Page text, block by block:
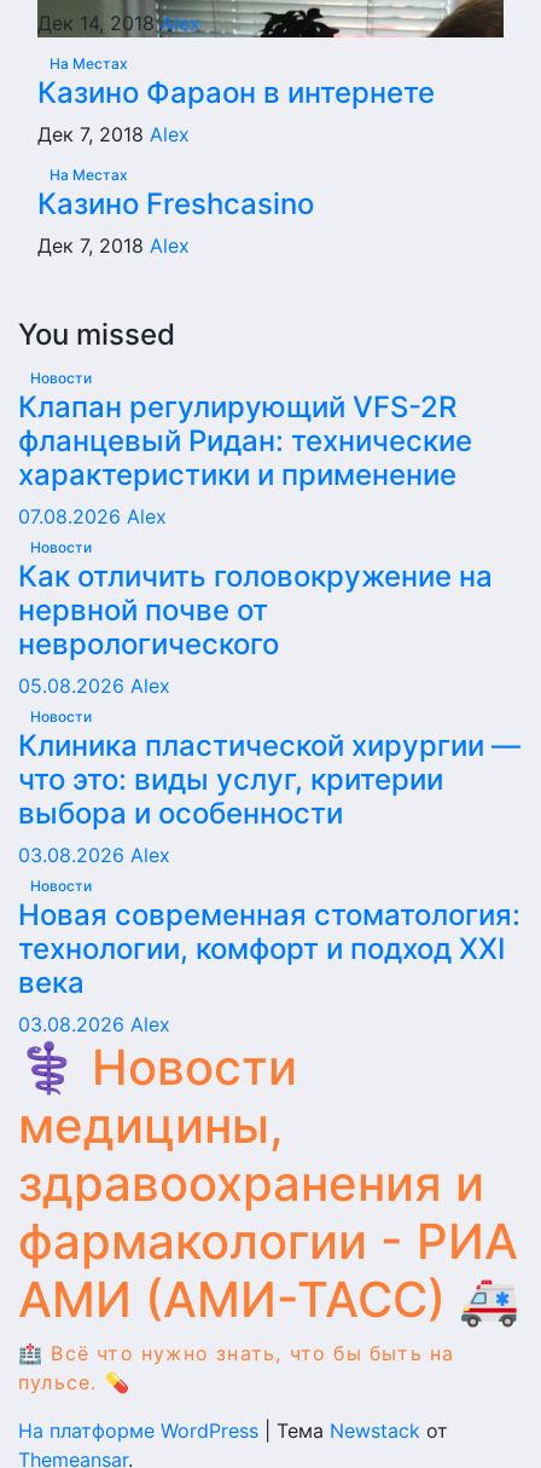
Дек 14, 2018Alex
На Местах
Казино Фараон в интернете
Дек 7, 2018 Alex
На Местах
Казино Freshcasino
Дек 7, 2018 Alex
You missed
Новости
Клапан регулирующий VFS-2R
фланцевый Ридан: технические
характеристики и применение
07.08.2026 Alex
Новости
Как отличить головокружение на
нервной почве от
неврологического
05.08.2026 Alex
Новости
Клиника пластической хирургии —
что это: виды услуг, критерии
выбора и особенности
03.08.2026 Alex
Новости
Новая современная стоматология:
технологии, комфорт и подход XXI
века
03.08.2026 Alex
⚕️ Новости
медицины,
здравоохранения и
фармакологии - РИА
АМИ (АМИ-ТАСС) 🚑
🏥 Всё что нужно знать, что бы быть на
пульсе. 💊
На платформе WordPress
Тема Newstack от
Themeansar.